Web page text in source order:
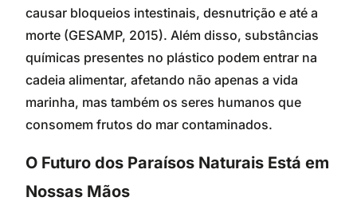
causar bloqueios intestinais, desnutrição e até a
morte (GESAMP, 2015). Além disso, substâncias
químicas presentes no plástico podem entrar na
cadeia alimentar, afetando não apenas a vida
marinha, mas também os seres humanos que
consomem frutos do mar contaminados.
O Futuro dos Paraísos Naturais Está em
Nossas Mãos